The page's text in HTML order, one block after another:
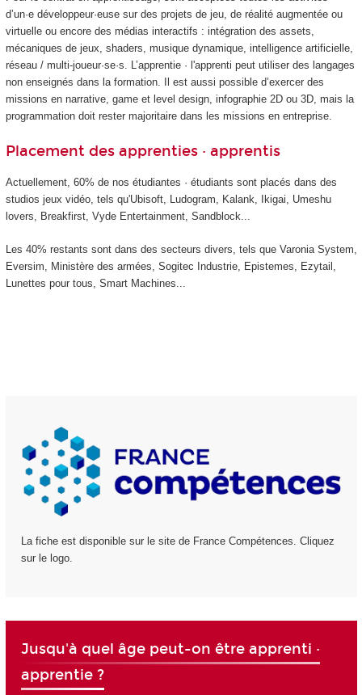
d’un·e développeur·euse sur des projets de jeu, de réalité augmentée ou
virtuelle ou encore des médias interactifs : intégration des assets,
mécaniques de jeux, shaders, musique dynamique, intelligence artificielle,
réseau / multi-joueur·se·s. L’apprentie · l'apprenti peut utiliser des langages
non enseignés dans la formation. Il est aussi possible d’exercer des
missions en narrative, game et level design, infographie 2D ou 3D, mais la
programmation doit rester majoritaire dans les missions en entreprise.
Placement des apprenties · apprentis
Actuellement, 60% de nos étudiantes · étudiants sont placés dans des
studios jeux vidéo, tels qu'Ubisoft, Ludogram, Kalank, Ikigai, Umeshu
lovers, Breakfirst, Vyde Entertainment, Sandblock...
Les 40% restants sont dans des secteurs divers, tels que Varonia System,
Eversim, Ministère des armées, Sogitec Industrie, Epistemes, Ezytail,
Lunettes pour tous, Smart Machines...
La fiche est disponible sur le site de France Compétences. Cliquez
sur le logo.
Jusqu'à quel âge peut-on être apprenti ·
apprentie ?